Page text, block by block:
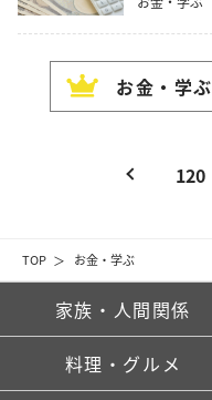
TOP お金・学ぶ
お金・学ぶ
120
家族・人間関係
料理・グルメ